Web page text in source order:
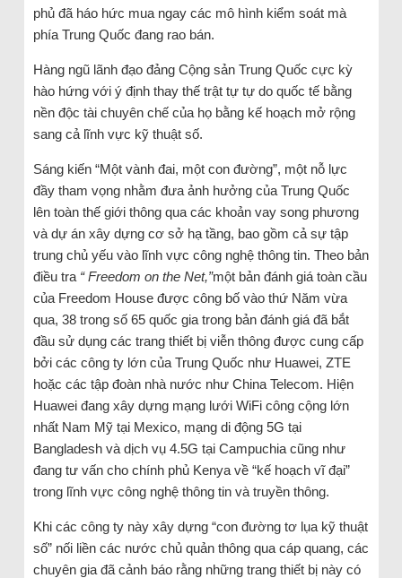
phủ đã háo hức mua ngay các mô hình kiểm soát mà
phía Trung Quốc đang rao bán.
Hàng ngũ lãnh đạo đảng Cộng sản Trung Quốc cực kỳ
hào hứng với ý định thay thế trật tự tự do quốc tế bằng
nền độc tài chuyên chế của họ bằng kế hoạch mở rộng
sang cả lĩnh vực kỹ thuật số.
Sáng kiến “Một vành đai, một con đường”, một nỗ lực
đầy tham vọng nhằm đưa ảnh hưởng của Trung Quốc
lên toàn thế giới thông qua các khoản vay song phương
và dự án xây dựng cơ sở hạ tầng, bao gồm cả sự tập
trung chủ yếu vào lĩnh vực công nghệ thông tin. Theo bản
điều tra “ Freedom on the Net,”một bản đánh giá toàn cầu
của Freedom House được công bố vào thứ Năm vừa
qua, 38 trong số 65 quốc gia trong bản đánh giá đã bắt
đầu sử dụng các trang thiết bị viễn thông được cung cấp
bởi các công ty lớn của Trung Quốc như Huawei, ZTE
hoặc các tập đoàn nhà nước như China Telecom. Hiện
Huawei đang xây dựng mạng lưới WiFi công cộng lớn
nhất Nam Mỹ tại Mexico, mạng di động 5G tại
Bangladesh và dịch vụ 4.5G tại Campuchia cũng như
đang tư vấn cho chính phủ Kenya về “kế hoạch vĩ đại”
trong lĩnh vực công nghệ thông tin và truyền thông.
Khi các công ty này xây dựng “con đường tơ lụa kỹ thuật
số” nối liền các nước chủ quản thông qua cáp quang, các
chuyên gia đã cảnh báo rằng những trang thiết bị này có